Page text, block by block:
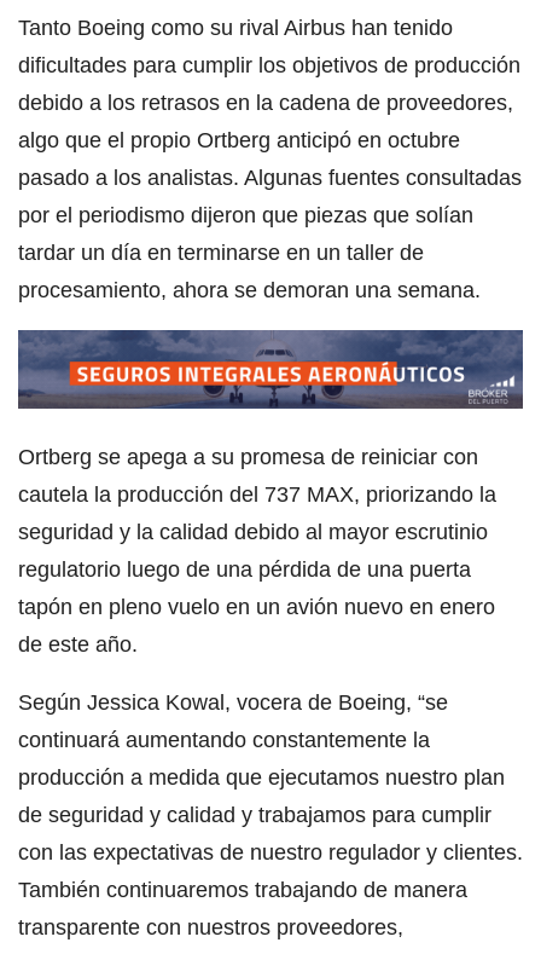
Tanto Boeing como su rival Airbus han tenido
dificultades para cumplir los objetivos de producción
debido a los retrasos en la cadena de proveedores,
algo que el propio Ortberg anticipó en octubre
pasado a los analistas. Algunas fuentes consultadas
por el periodismo dijeron que piezas que solían
tardar un día en terminarse en un taller de
procesamiento, ahora se demoran una semana.
Ortberg se apega a su promesa de reiniciar con
cautela la producción del 737 MAX, priorizando la
seguridad y la calidad debido al mayor escrutinio
regulatorio luego de una pérdida de una puerta
tapón en pleno vuelo en un avión nuevo en enero
de este año.
Según Jessica Kowal, vocera de Boeing, “se
continuará aumentando constantemente la
producción a medida que ejecutamos nuestro plan
de seguridad y calidad y trabajamos para cumplir
con las expectativas de nuestro regulador y clientes.
También continuaremos trabajando de manera
transparente con nuestros proveedores,